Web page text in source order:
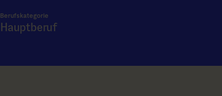
Berufskategorie
Hauptberuf